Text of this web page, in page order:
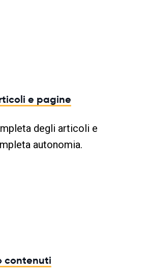
e pagine
degli articoli e
autonomia.
contenuti